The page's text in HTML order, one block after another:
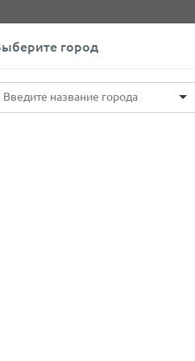
+7(812)767-20-27
в Москве
груз
г. Москва - г.
предложение,
+7 (495) 223-16-
город